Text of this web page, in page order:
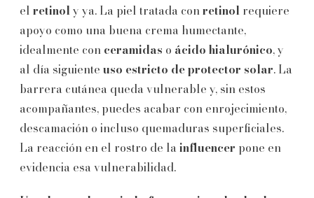
el retinoly ya. La piel tratada conretinol requiere
apoyo como una buena crema humectante,
idealmente con ceramidas o ácido hialurónico, y
al día siguiente uso estricto de protector solar. La
barrera cutánea queda vulnerable y, sin estos
acompañantes, puedes acabar con enrojecimiento,
descamación o incluso quemaduras superficiales.
La reacción en el rostro de la influencer pone en
evidencia esa vulnerabilidad.